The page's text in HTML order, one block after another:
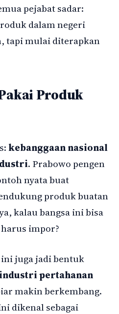
pejabat sadar:
dalam negeri
tapi mulai diterapkan
Produk
kebanggaan nasional
. Prabowo pengen
nyata buat
produk buatan
kalau bangsa ini bisa
impor?
juga jadi bentuk
pertahanan
makin berkembang.
dikenal sebagai